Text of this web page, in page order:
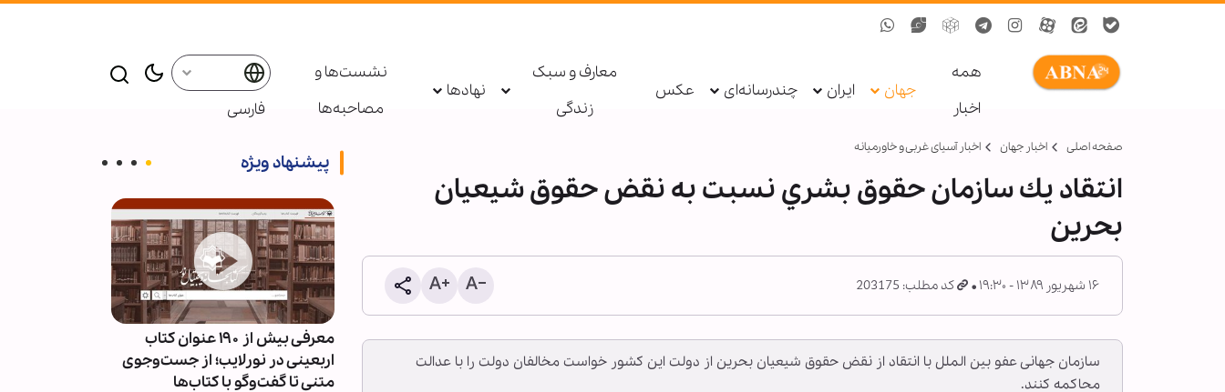
همه
اخبار
جهان ایران چندرسانه‌ای عکس
معارف و سبک
زندگی
نهادها
نشست‌ها و
مصاحبه‌ها
فارسی
صفحه اصلی اخبار جهان اخبار آسیای غربی و خاورمیانه
انتقاد يك سازمان حقوق بشري نسبت به نقض حقوق شيعيان
بحرين
۱۶ شهریور ۱۳۸۹ - ۱۹:۳۰ کد مطلب: 203175
سازمان جهانی عفو بین الملل با انتقاد از نقض حقوق شیعیان بحرین از دولت این کشور خواست مخالفان دولت را با عدالت
محاکمه کنند.
پیشنهاد ویژه
دستگیری عامل توهین به زائران
اربعین در فضای مجازی توسط
معرفی بیش از ۱۹۰ عنوان کتاب
اربعینی در نورلایب؛ از جست‌وجوی
متنی تا گفت‌وگو با کتاب‌ها